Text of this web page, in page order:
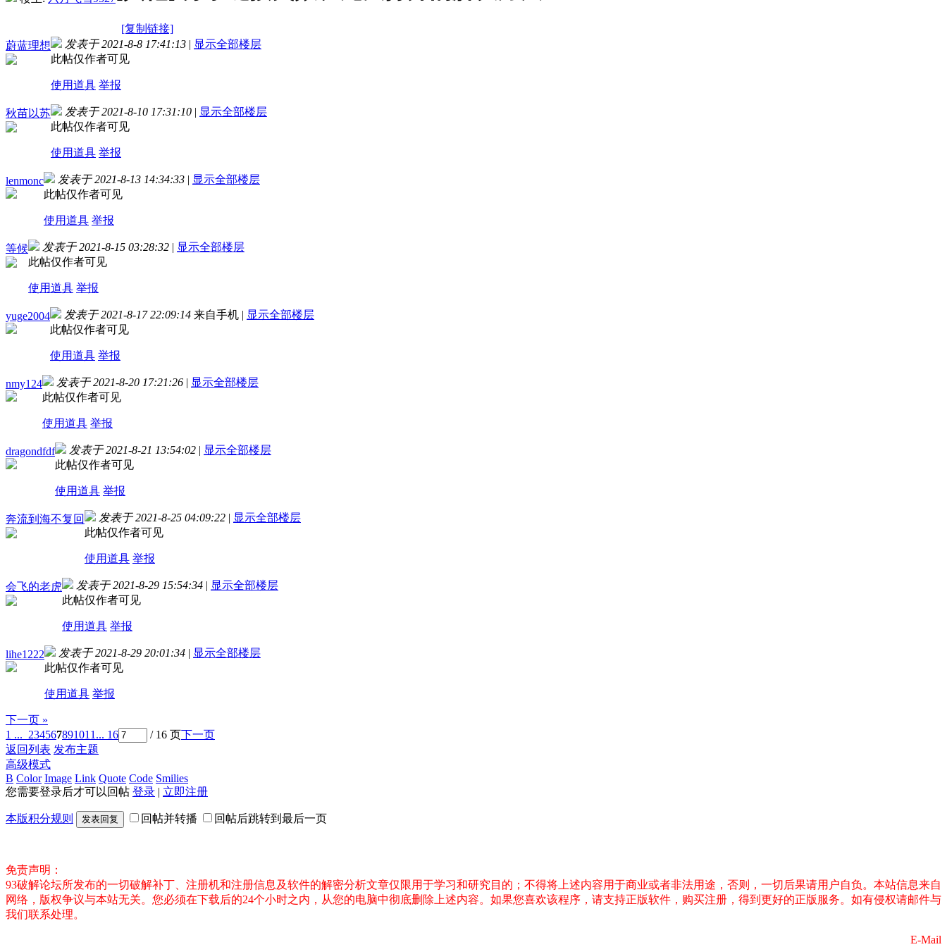
[复制链接]
蔚蓝理想
发表于 2021-8-8 17:41:13 | 显示全部楼层
此帖仅作者可见
使用道具 举报
秋苗以苏 发表于 2021-8-10 17:31:10 | 显示全部楼层
此帖仅作者可见
使用道具 举报
lenmonc 发表于 2021-8-13 14:34:33 | 显示全部楼层
此帖仅作者可见
使用道具 举报
等候 发表于 2021-8-15 03:28:32 | 显示全部楼层
此帖仅作者可见
使用道具 举报
yuge2004 发表于 2021-8-17 22:09:14 来自手机 | 显示全部楼层
此帖仅作者可见
使用道具 举报
nmy124 发表于 2021-8-20 17:21:26 | 显示全部楼层
此帖仅作者可见
使用道具 举报
dragondfdf 发表于 2021-8-21 13:54:02 | 显示全部楼层
此帖仅作者可见
使用道具 举报
奔流到海不复回 发表于 2021-8-25 04:09:22 | 显示全部楼层
此帖仅作者可见
使用道具 举报
会飞的老虎 发表于 2021-8-29 15:54:34 | 显示全部楼层
此帖仅作者可见
使用道具 举报
lihe1222 发表于 2021-8-29 20:01:34 | 显示全部楼层
此帖仅作者可见
使用道具 举报
下一页 »
1 ... 234567891011 ... 16 / 16 页下一页
返回列表 发布主题
高级模式
B Color Image Link Quote Code Smilies
您需要登录后才可以回帖 登录 | 立即注册
本版积分规则 发表回复 回帖并转播 回帖后跳转到最后一页
免责声明：
93破解论坛所发布的一切破解补丁、注册机和注册信息及软件的解密分析文章仅限用于学习和研究目的；不得将上述内容用于商业或者非法用途，否则，一切后果请用户自负。本站信息来自
网络，版权争议与本站无关。您必须在下载后的24个小时之内，从您的电脑中彻底删除上述内容。如果您喜欢该程序，请支持正版软件，购买注册，得到更好的正版服务。如有侵权请邮件与
我们联系处理。
E-Mail